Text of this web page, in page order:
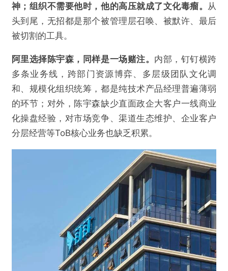
神；组织不需要他时，他的高压就成了文化毒瘤。 从
头到尾，无招都是那个被管理层召唤、被默许、最后
被切割的工具。
阿里选择陈宇森，同样是一场赌注。 内部，钉钉横跨
多条业务线，跨部门资源博弈、多层级团队文化调
和、规模化组织统筹，都是纯技术产品经理普遍薄弱
的环节；对外，陈宇森缺少直面政企大客户一线商业
化操盘经验，对市场竞争、渠道生态维护、企业客户
分层经营等ToB核心业务也缺乏积累。